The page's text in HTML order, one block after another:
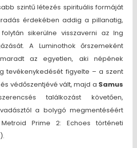
szintű létezés spirituális formáját
érdekében addig a pillanatig,
sikerülne visszaverni az Ing
A Luminothok őrszemeként
az egyetlen, aki népének
tevékenykedését figyelte – a szent
védőszentjévé vált, majd a Samus
találkozást követően,
a bolygó megmentéséért
Prime 2: Echoes történeti